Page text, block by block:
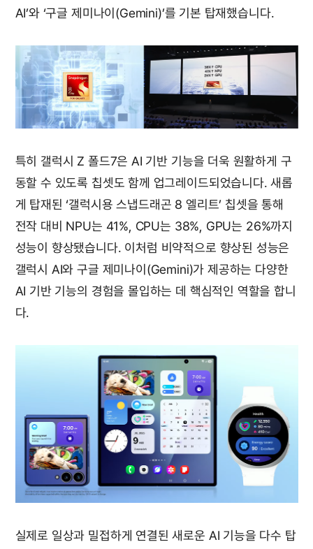
AI’와 ‘구글 제미나이(Gemini)’를 기본 탑재했습니다.
특히 갤럭시 Z 폴드7은 AI 기반 기능을 더욱 원활하게 구
동할 수 있도록 칩셋도 함께 업그레이드되었습니다. 새롭
게 탑재된 ‘갤럭시용 스냅드래곤 8 엘리트’ 칩셋을 통해
전작 대비 NPU는 41%, CPU는 38%, GPU는 26%까지
성능이 향상됐습니다. 이처럼 비약적으로 향상된 성능은
갤럭시 AI와 구글 제미나이(Gemini)가 제공하는 다양한
AI 기반 기능의 경험을 몰입하는 데 핵심적인 역할을 합니
다.
실제로 일상과 밀접하게 연결된 새로운 AI 기능을 다수 탑